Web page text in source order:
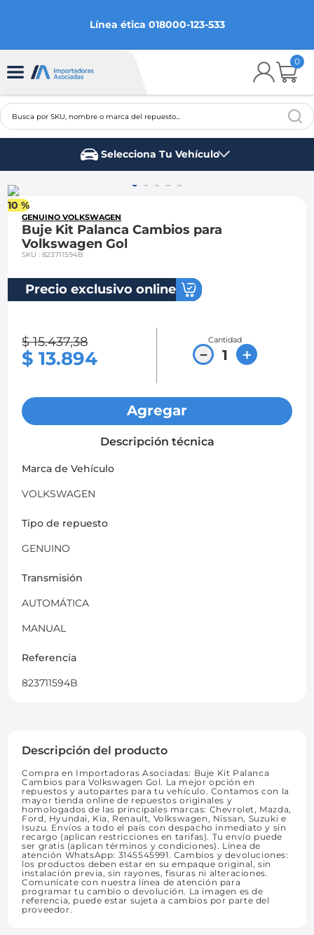
Línea ética 018000-123-533
0
Busca por SKU, nombre o marca del repuesto...
Selecciona Tu Vehículo
10 %
GENUINO VOLKSWAGEN
Buje Kit Palanca Cambios para
Volkswagen Gol
SKU:823711594B
Precio exclusivo online
$ 15.437,38
$ 13.894
Cantidad
＋
－
Agregar
Descripción técnica
Marca de Vehículo
VOLKSWAGEN
Tipo de repuesto
GENUINO
Transmisión
AUTOMÁTICA
MANUAL
Referencia
823711594B
Descripción del producto
Compra en Importadoras Asociadas: Buje Kit Palanca
Cambios para Volkswagen Gol. La mejor opción en
repuestos y autopartes para tu vehículo. Contamos con la
mayor tienda online de repuestos originales y
homologados de las principales marcas: Chevrolet, Mazda,
Ford, Hyundai, Kia, Renault, Volkswagen, Nissan, Suzuki e
Isuzu. Envíos a todo el país con despacho inmediato y sin
recargo (aplican restricciones en tarifas). Tu envío puede
ser gratis (aplican términos y condiciones). Línea de
atención WhatsApp: 3145545991. Cambios y devoluciones:
los productos deben estar en su empaque original, sin
instalación previa, sin rayones, fisuras ni alteraciones.
Comunícate con nuestra línea de atención para
programar tu cambio o devolución. La imagen es de
referencia, puede estar sujeta a cambios por parte del
proveedor.
2
3.
spark gt
ford fiesta
mazda 3
chevrolet sail
chevrolet spark gt